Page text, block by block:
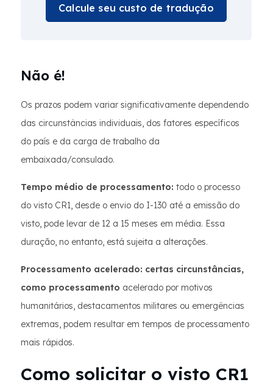
Calcule seu custo de tradução
Não é!
Os prazos podem variar significativamente dependendo
das circunstâncias individuais, dos fatores específicos
do país e da carga de trabalho da
embaixada/consulado.
Tempo médio de processamento: todo o processo
do visto CR1, desde o envio do I-130 até a emissão do
visto, pode levar de 12 a 15 meses em média. Essa
duração, no entanto, está sujeita a alterações.
Processamento acelerado: certas circunstâncias,
como processamento acelerado por motivos
humanitários, destacamentos militares ou emergências
extremas, podem resultar em tempos de processamento
mais rápidos.
Como solicitar o visto CR1